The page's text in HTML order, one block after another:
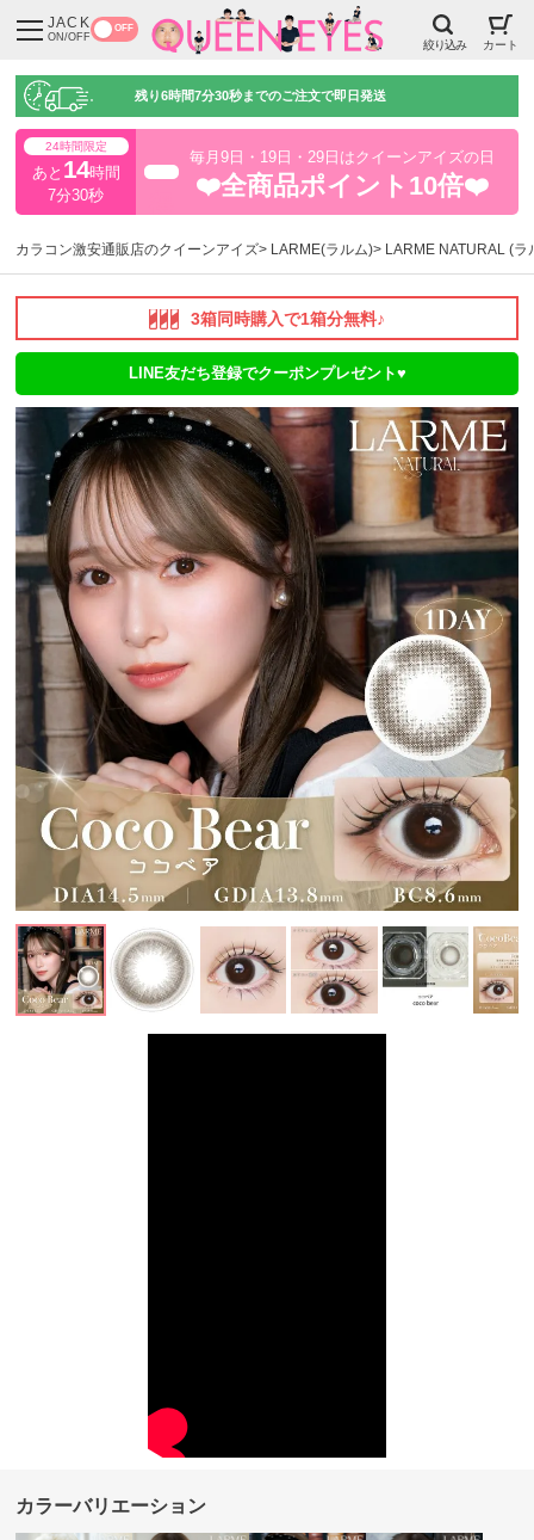
JACK
ON/OFF
OFF
絞り込み カート
残り6時間7分29秒までのご注文で即日発送
24時間限定
あと 14時間
7分29秒
毎月9日・19日・29日はクイーンアイズの日
❤️全商品ポイント10倍❤️
カラコン激安通販店のクイーンアイズ LARME(ラルム) LARME NATURAL (ラ
3箱同時購入で1箱分無料♪
LINE友だち登録でクーポンプレゼント♥
カラーバリエーション